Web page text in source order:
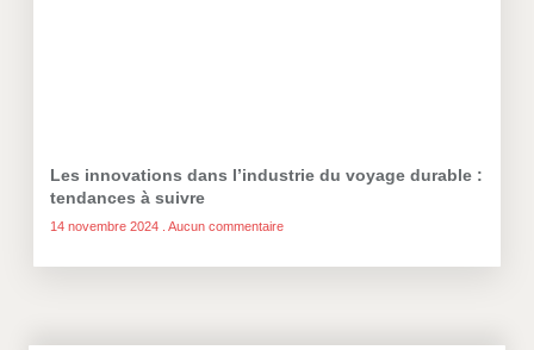
Les innovations dans l’industrie du voyage durable :
tendances à suivre
14 novembre 2024 Aucun commentaire